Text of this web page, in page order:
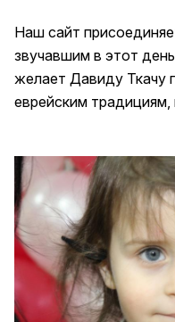
Наш сайт
звучавшим в этот
желает Давиду Ткачу
еврейским